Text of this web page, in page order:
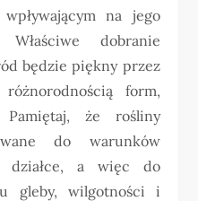
na jego
dobranie
będzie piękny przez
form,
że rośliny
do warunków
działce, a więc do
gleby, wilgotności i